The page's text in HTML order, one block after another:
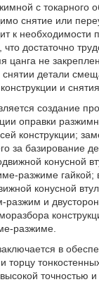
с токарного
снятие или
к необходимости
достаточно
цанга не
детали
и
создание
оправки
конструкции;
за базирование
конусной
разжиме гайкой;
конусной
и
разжиме.
в
торцу
точностью